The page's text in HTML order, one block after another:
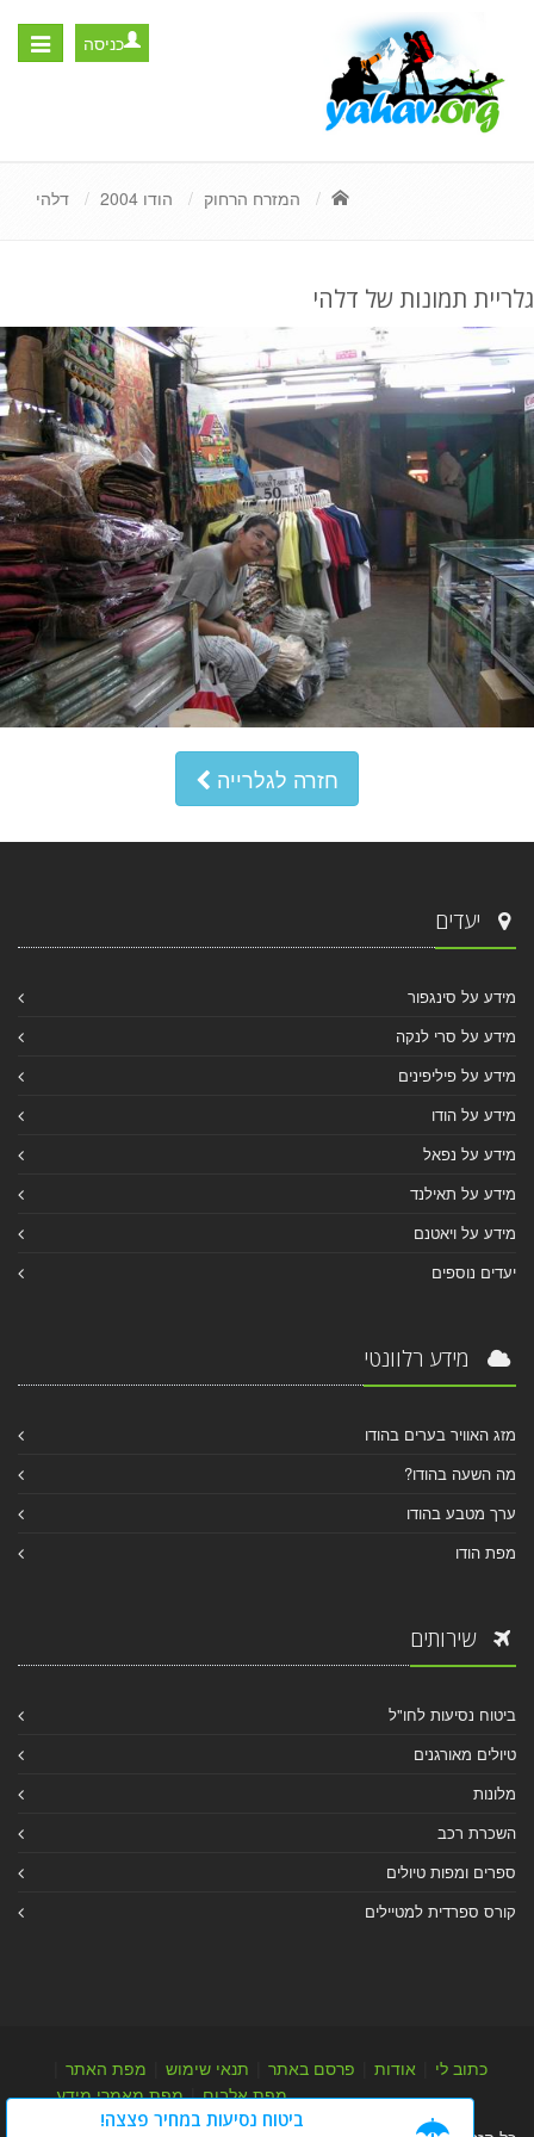
Toggle
כניסה
המזרח הרחוק הודו 2004 דלהי
גלריית תמונות של דלהי
חזרה לגלרייה
יעדים
מידע על סינגפור
מידע על סרי לנקה
מידע על פיליפינים
מידע על הודו
מידע על נפאל
מידע על תאילנד
מידע על ויאטנם
יעדים נוספים
מידע רלוונטי
מזג האוויר בערים בהודו
מה השעה בהודו?
ערך מטבע בהודו
מפת הודו
שירותים
ביטוח נסיעות לחו"ל
טיולים מאורגנים
מלונות
השכרת רכב
ספרים ומפות טיולים
קורס ספרדית למטיילים
כתוב לי אודות פרסם באתר תנאי שימוש מפת האתר
מפת אלבום|מפת מאמרי מידע
ביטוח נסיעות במחיר פצצה!